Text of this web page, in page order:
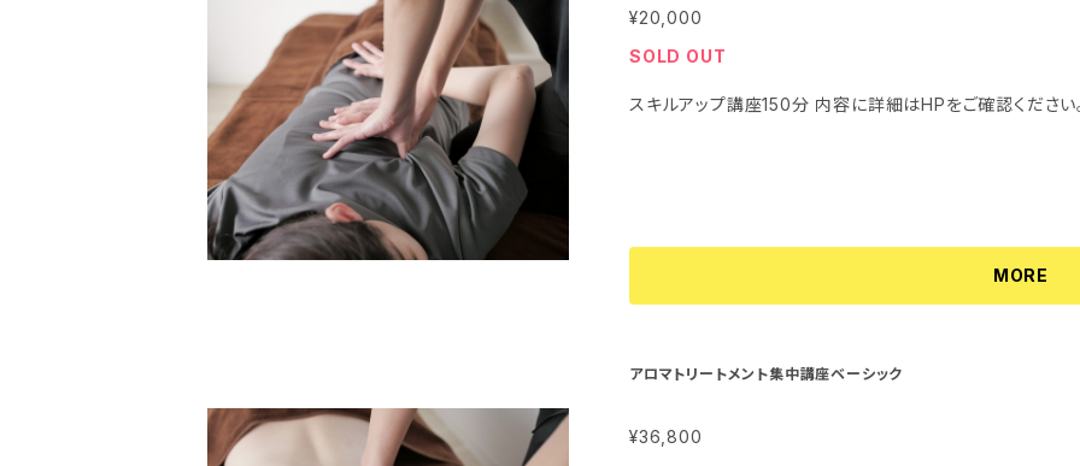
¥20,000
SOLD OUT
スキルアップ講座150分 内容に詳細はHPをご確認ください
MORE
アロマトリートメント集中講座ベーシック
¥36,800